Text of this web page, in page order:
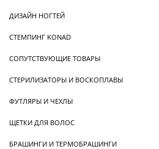
ДИЗАЙН НОГТЕЙ
СТЕМПИНГ KONAD
СОПУТСТВУЮЩИЕ ТОВАРЫ
СТЕРИЛИЗАТОРЫ И ВОСКОПЛАВЫ
ФУТЛЯРЫ И ЧЕХЛЫ
ЩЕТКИ ДЛЯ ВОЛОС
БРАШИНГИ И ТЕРМОБРАШИНГИ